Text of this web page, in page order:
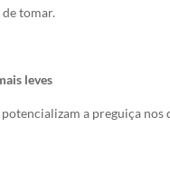
tomar.
leves
potencializam a preguiça